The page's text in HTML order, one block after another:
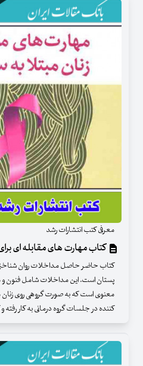
معرفی کتب انتشارات رشد
کتاب مهارت های مقابله ای
کتاب حاضر حاصل مداخلات روان شناختی
پستان است. این مداخلات شامل فنون و
معنوی است که به صورت گروهی روی
کننده در جلسات گروه درمانی به کار